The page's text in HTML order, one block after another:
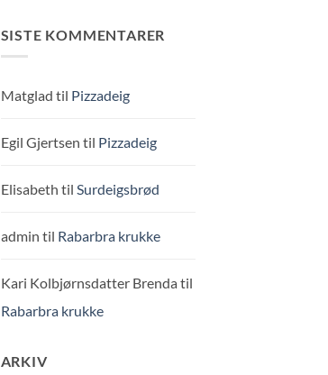
SISTE KOMMENTARER
Matglad til Pizzadeig
Egil Gjertsen til Pizzadeig
Elisabeth til Surdeigsbrød
admin til Rabarbra krukke
Kari Kolbjørnsdatter Brenda til
Rabarbra krukke
ARKIV